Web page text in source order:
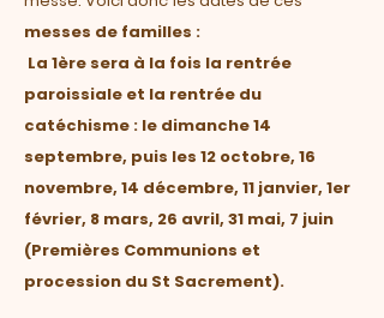
messes de familles :
La 1ère sera à la fois la rentrée
paroissiale et la rentrée du
catéchisme : le dimanche 14
septembre, puis les 12 octobre, 16
novembre, 14 décembre, 11 janvier, 1er
février, 8 mars, 26 avril, 31 mai, 7 juin
(Premières Communions et
procession du St Sacrement).